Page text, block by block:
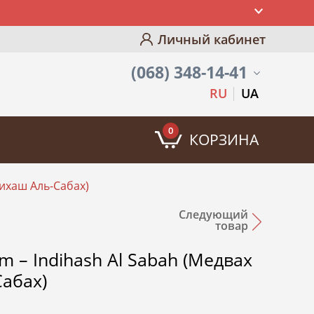
Личный кабинет
(068) 348-14-41
RU UA
0 КОРЗИНА
Аль-Сабах)
Следующий
товар
– Indihash Al Sabah (Медвах